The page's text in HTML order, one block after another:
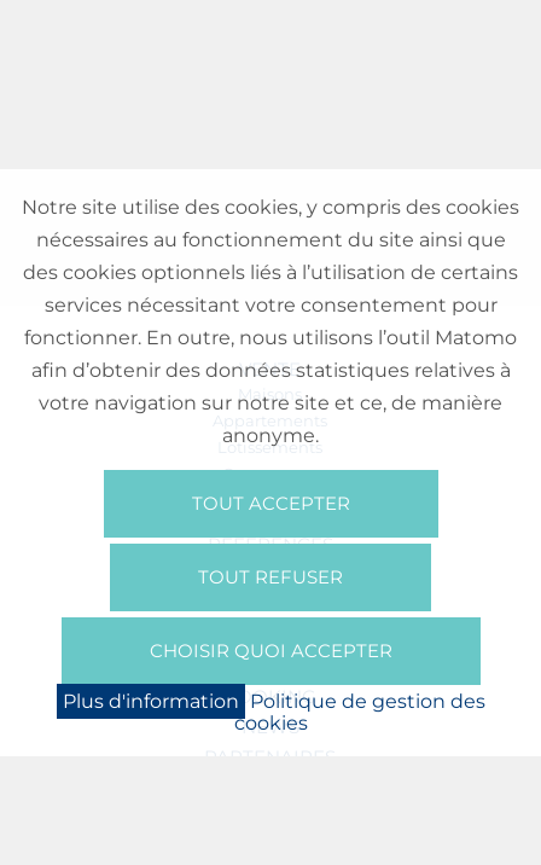
VENTE
Maisons
Appartements
Lotissements
Commerces
Bureaux
RÉFÉRENCES
SUR NOUS
Presse
BOOKING
NEWS
PARTENAIRES
Notre site utilise des cookies, y compris des cookies
nécessaires au fonctionnement du site ainsi que
des cookies optionnels liés à l’utilisation de certains
services nécessitant votre consentement pour
fonctionner. En outre, nous utilisons l’outil Matomo
afin d’obtenir des données statistiques relatives à
votre navigation sur notre site et ce, de manière
anonyme.
TOUT ACCEPTER
TOUT REFUSER
CHOISIR QUOI ACCEPTER
Plus d'information Politique de gestion des
cookies